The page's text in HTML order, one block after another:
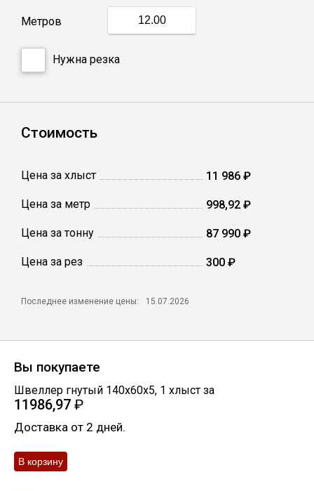
Профлист
Винтовые сваи
Сетка кладочная
Круги абразивные
Скобо-гибочные изделия
Остальное
Метров
Нужна резка
Стоимость
Цена за хлыст 11 986 ₽
Цена за метр 998,92 ₽
Цена за тонну 87 990 ₽
Цена за рез 300 ₽
Последнее изменение цены: 15.07.2026
Вы покупаете
Швеллер гнутый 140х60х5, 1 хлыст за
11986,97 ₽
Доставка от 2 дней.